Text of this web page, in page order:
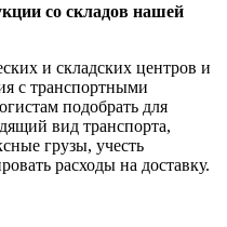
со складов нашей
и складских центров и
с транспортными
подобрать для
вид транспорта,
грузы, учесть
расходы на доставку.